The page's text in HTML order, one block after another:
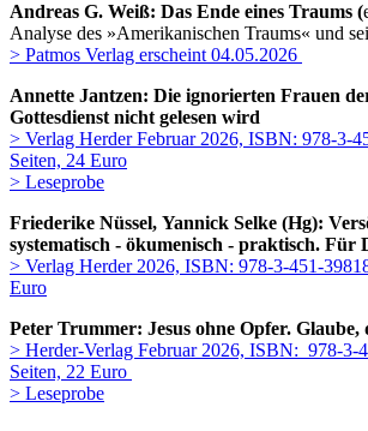
Andreas G. Weiß: Das Ende eines Traums (
Analyse des »Amerikanischen Traums« und
> Patmos Verlag erscheint 04.05.2026
Annette Jantzen: Die ignorierten Frauen
Gottesdienst nicht gelesen wird
> Verlag Herder Februar 2026, ISBN: 978-3-
Seiten, 24 Euro
> Leseprobe
Friederike Nüssel, Yannick Selke (Hg):
systematisch - ökumenisch - praktisch. Für
> Verlag Herder 2026, ISBN: 978-3-451-
Euro
Peter Trummer: Jesus ohne Opfer. Glaube,
> Herder-Verlag Februar 2026, ISBN: 978-3-
Seiten, 22 Euro
> Leseprobe